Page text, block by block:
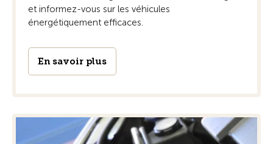
et informez-vous sur les véhicules
énergétiquement efficaces.
En savoir plus